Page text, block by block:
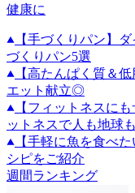
健康に
【手づくりパン】
づくりパン5選
【高たんぱく質＆
エット献立◎
【フィットネスに
ットネスで人も地球
【手軽に魚を食べ
シピをご紹介
週間ランキング